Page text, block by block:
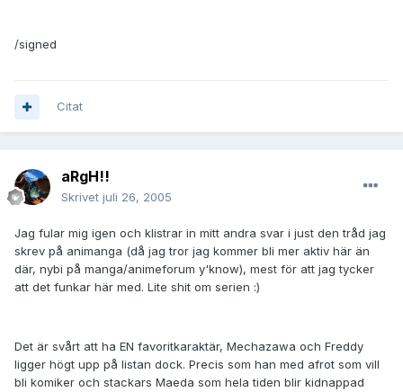
/signed
Citat
aRgH!!
Skrivet juli 26, 2005
Jag fular mig igen och klistrar in mitt andra svar i just den tråd jag
skrev på animanga (då jag tror jag kommer bli mer aktiv här än
där, nybi på manga/animeforum y'know), mest för att jag tycker
att det funkar här med. Lite shit om serien :)
Det är svårt att ha EN favoritkaraktär, Mechazawa och Freddy
ligger högt upp på listan dock. Precis som han med afrot som vill
bli komiker och stackars Maeda som hela tiden blir kidnappad